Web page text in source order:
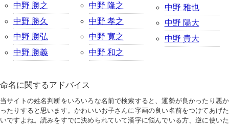
中野 勝之
中野 勝久
中野 勝弘
中野 勝義
中野 隆之
中野 孝之
中野 寛之
中野 和之
中野 雅也
中野 陽大
中野 貴大
命名に関するアドバイス
当サイトの姓名判断をいろいろな名前で検索すると、運勢が良かったり悪か
ったりすると思います。かわいいお子さんに字画の良い名前をつけてあげた
いですよね。読みをすでに決められていて漢字に悩んでいる方、逆に使いた